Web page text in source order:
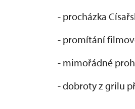
- procházka
- promítání
- mimořádné
- dobroty z grilu